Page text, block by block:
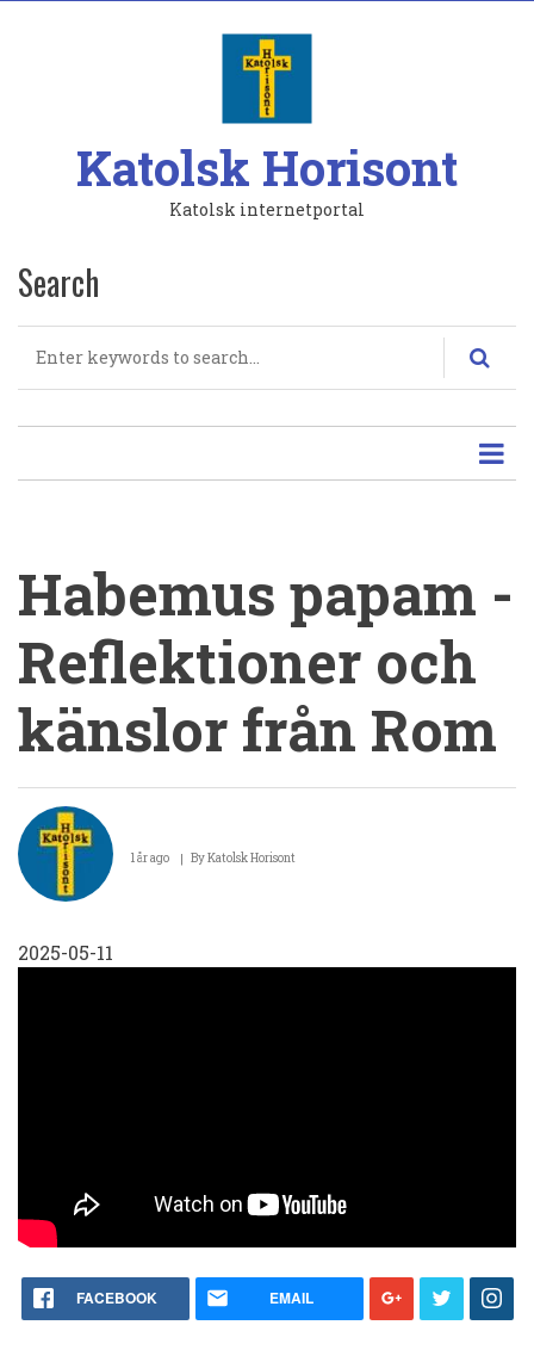
Katolsk Horisont
Katolsk internetportal
Search
Habemus papam -
Reflektioner och
känslor från Rom
Habemus
papam
-
och
1 år ago ByKatolsk Horisont
2025-05-11
FACEBOOK EMAIL